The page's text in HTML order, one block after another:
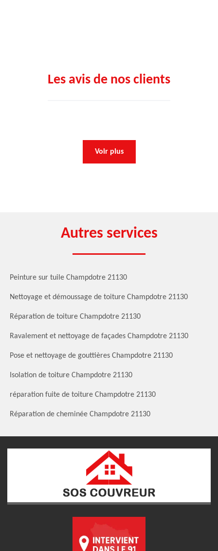
Les avis de nos clients
Voir plus
Autres services
Peinture sur tuile Champdotre 21130
Nettoyage et démoussage de toiture Champdotre 21130
Réparation de toiture Champdotre 21130
Ravalement et nettoyage de façades Champdotre 21130
Pose et nettoyage de gouttières Champdotre 21130
Isolation de toiture Champdotre 21130
réparation fuite de toiture Champdotre 21130
Réparation de cheminée Champdotre 21130